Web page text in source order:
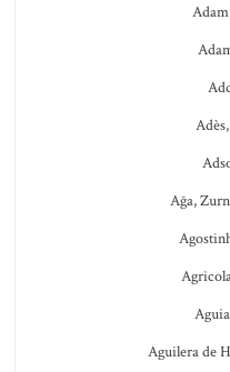
Ağa,
Aguilera de